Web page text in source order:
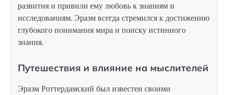
развития и привили ему любовь к знаниям и
исследованиям. Эразм всегда стремился к достижению
глубокого понимания мира и поиску истинного
знания.
Путешествия и влияние на мыслителей
Эразм Роттердамский был известен своими